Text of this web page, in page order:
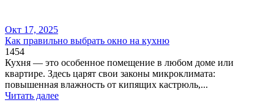
Окт 17, 2025
Как правильно выбрать окно на кухню
1454
Кухня — это особенное помещение в любом доме или
квартире. Здесь царят свои законы микроклимата:
повышенная влажность от кипящих кастрюль,...
Читать далее